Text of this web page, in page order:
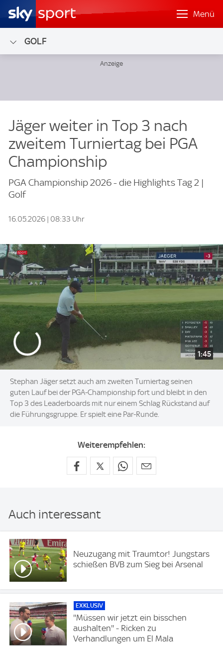
Menü
GOLF
Jäger weiter in Top 3 nach
zweitem Turniertag bei PGA
Championship
PGA Championship 2026 - die Highlights Tag 2 |
Golf
16.05.2026 | 08:33 Uhr
1:45
Stephan Jäger setzt auch am zweiten Turniertag seinen
guten Lauf bei der PGA-Championship fort und bleibt in den
Top 3 des Leaderboards mit nur einem Schlag Rückstand auf
die Führungsgruppe. Er spielt eine Par-Runde.
Weiterempfehlen:
Auch interessant
Neuzugang mit Traumtor! Jungstars
schießen BVB zum Sieg bei Arsenal
EXKLUSIV
''Müssen wir jetzt ein bisschen
aushalten'' - Ricken zu
Verhandlungen um El Mala